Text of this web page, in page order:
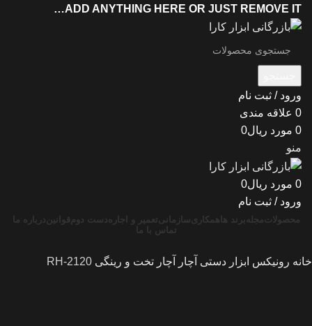
ADD ANYTHING HERE OR JUST REMOVE IT…
ورود / ثبت نام
0 علاقه مندی
0 مورد ریال0
منو
0 مورد ریال0
ورود / ثبت نام
محصولاتمجله برند ها همکاریسازمانیتعمیر و اجارهدست دوم قوانین درباره ما
تماس با ما
خانه رونیکس ابزار دستی آچار آچار تخت و رینگی RH-2120